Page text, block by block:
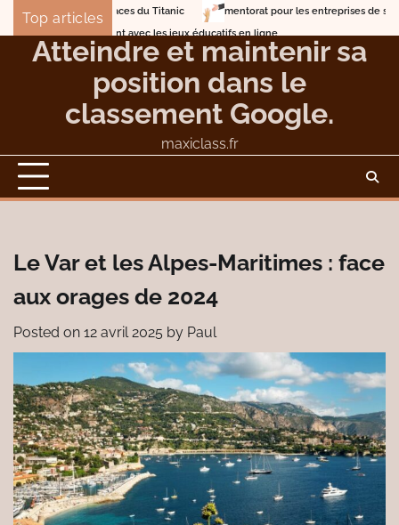
Skip
content
Top articles
les traces du Titanic
mentorat pour les entreprises de services
amusant avec les jeux éducatifs en ligne
Atteindre et maintenir sa
position dans le
classement Google.
maxiclass.fr
Le Var et les Alpes-Maritimes : face
aux orages de 2024
Posted on 12 avril 2025 by Paul